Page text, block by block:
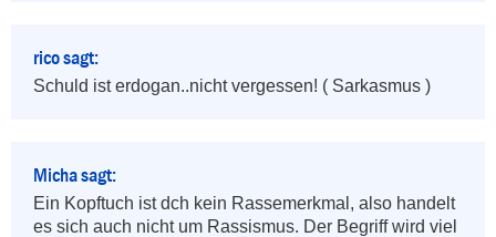
rico sagt:
Schuld ist erdogan..nicht vergessen! ( Sarkasmus )
Micha sagt:
Ein Kopftuch ist dch kein Rassemerkmal, also handelt
es sich auch nicht um Rassismus. Der Begriff wird viel